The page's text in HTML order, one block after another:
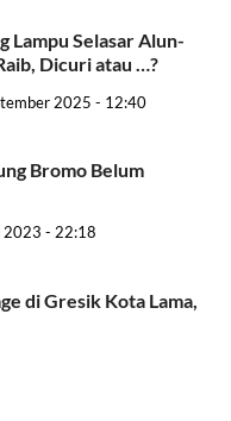
Lampu Selasar Alun-
Dicuri atau …?
2025 - 12:40
Bromo Belum
2023 - 22:18
di Gresik Kota Lama,